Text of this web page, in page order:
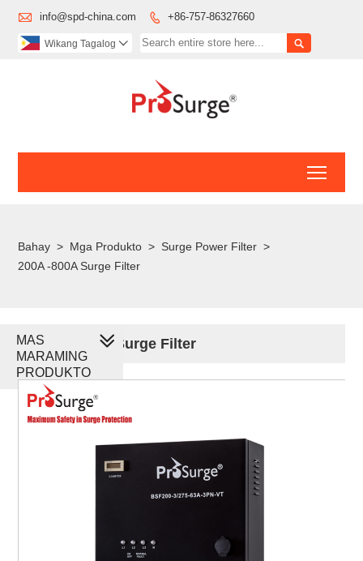
 info@spd-china.com  +86-757-86327660

Wikang Tagalog 
Bahay > Mga Produkto > Surge Power Filter >
200A -800A Surge Filter
200A -800A Surge Filter
MAS
MARAMING
PRODUKTO